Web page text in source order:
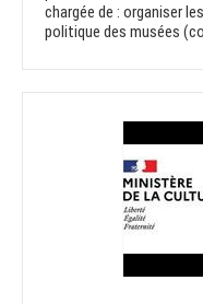
chargée de : organiser
politique des musées